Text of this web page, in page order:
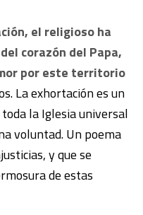
el religioso ha
corazón del Papa,
por este territorio
La exhortación es un
la Iglesia universal
voluntad. Un poema
y que se
de estas